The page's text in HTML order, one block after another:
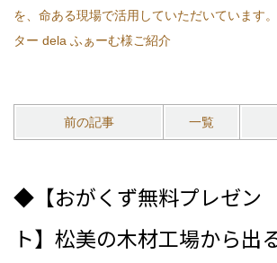
を、命ある現場で活用していただいています
ター dela ふぁーむ様ご紹介
前の記事 一覧
◆【おがくず無料プレゼン
ト】松美の木材工場から出